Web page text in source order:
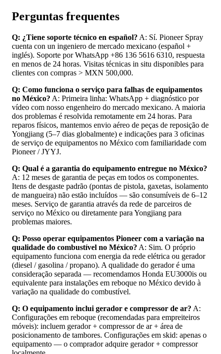
Perguntas frequentes
Q: ¿Tiene soporte técnico en español? A: Sí. Pioneer Spray
cuenta con un ingeniero de mercado mexicano (español +
inglés). Soporte por WhatsApp +86 136 5616 6310, respuesta
en menos de 24 horas. Visitas técnicas in situ disponibles para
clientes con compras > MXN 500,000.
Q: Como funciona o serviço para falhas de equipamentos
no México? A: Primeira linha: WhatsApp + diagnóstico por
vídeo com nosso engenheiro do mercado mexicano. A maioria
dos problemas é resolvida remotamente em 24 horas. Para
reparos físicos, mantemos envio aéreo de peças de reposição de
Yongjiang (5–7 dias globalmente) e indicações para 3 oficinas
de serviço de equipamentos no México com familiaridade com
Pioneer / JYYJ.
Q: Qual é a garantia do equipamento entregue no México?
A: 12 meses de garantia de peças em todos os componentes.
Itens de desgaste padrão (pontas de pistola, gaxetas, isolamento
de mangueira) não estão incluídos — são consumíveis de 6–12
meses. Serviço de garantia através da rede de parceiros de
serviço no México ou diretamente para Yongjiang para
problemas maiores.
Q: Posso operar equipamentos Pioneer com a variação na
qualidade do combustível no México? A: Sim. O próprio
equipamento funciona com energia da rede elétrica ou gerador
(diesel / gasolina / propano). A qualidade do gerador é uma
consideração separada — recomendamos Honda EU3000is ou
equivalente para instalações em reboque no México devido à
variação na qualidade do combustível.
Q: O equipamento inclui gerador e compressor de ar? A:
Configurações em reboque (recomendadas para empreiteiros
móveis): incluem gerador + compressor de ar + área de
posicionamento de tambores. Configurações em skid: apenas o
equipamento — o comprador adquire gerador + compressor